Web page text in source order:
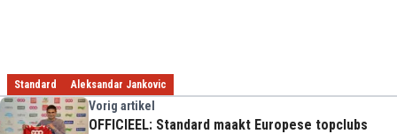
Standard Aleksandar Jankovic
Vorig artikel
OFFICIEEL: Standard maakt Europese topclubs